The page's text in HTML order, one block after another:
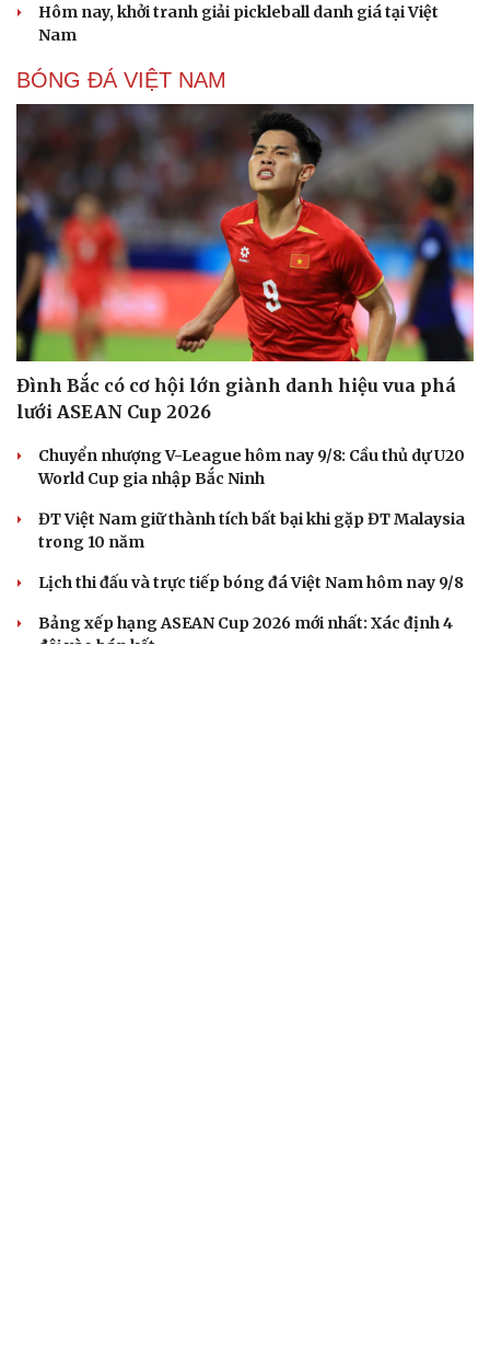
Hôm nay, khởi tranh giải pickleball danh giá tại Việt
Nam
BÓNG ĐÁ VIỆT NAM
Đình Bắc có cơ hội lớn giành danh hiệu vua phá
lưới ASEAN Cup 2026
Chuyển nhượng V-League hôm nay 9/8: Cầu thủ dự U20
World Cup gia nhập Bắc Ninh
ĐT Việt Nam giữ thành tích bất bại khi gặp ĐT Malaysia
trong 10 năm
Lịch thi đấu và trực tiếp bóng đá Việt Nam hôm nay 9/8
Bảng xếp hạng ASEAN Cup 2026 mới nhất: Xác định 4
đội vào bán kết